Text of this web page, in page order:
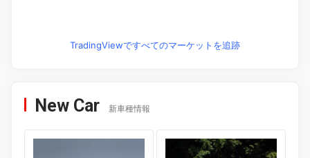
TradingViewですべてのマーケットを追跡
New Car 新車種情報